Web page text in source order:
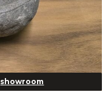
showroom